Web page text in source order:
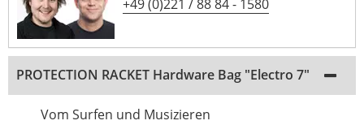
+49 (0)221 / 88 84 - 1580
PROTECTION RACKET Hardware Bag "Electro 7"
Vom Surfen und Musizieren